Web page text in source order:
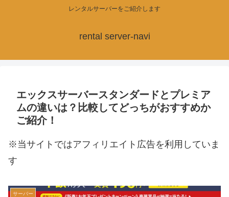
レンタルサーバーをご紹介します
rental server-navi
エックスサーバースタンダードとプレミア
ムの違いは？比較してどっちがおすすめか
ご紹介！
※当サイトではアフィリエイト広告を利用していま
す
サーバー